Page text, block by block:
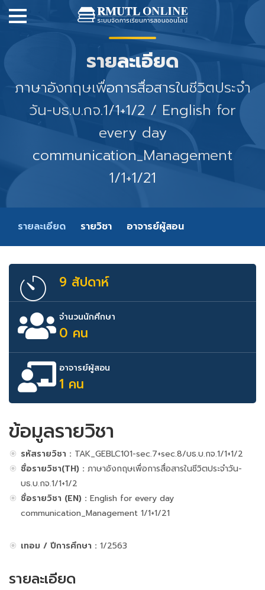
รายละเอียด
ภาษาอังกฤษเพื่อการสื่อสารในชีวิตประจำ
วัน-บธ.บ.กจ.1/1+1/2 / English for
every day
communication_Management
1/1+1/21
รายละเอียด รายวิชา อาจารย์ผู้สอน
9 สัปดาห์
จำนวนนักศึกษา
0 คน
อาจารย์ผู้สอน
1 คน
ข้อมูลรายวิชา
รหัสรายวิชา : TAK_GEBLC101-sec.7+sec.8/บธ.บ.กจ.1/1+1/2
ชื่อรายวิชา(TH) : ภาษาอังกฤษเพื่อการสื่อสารในชีวิตประจำวัน-
บธ.บ.กจ.1/1+1/2
ชื่อรายวิชา (EN) : English for every day
communication_Management 1/1+1/21
เทอม / ปีการศึกษา : 1/2563
รายละเอียด